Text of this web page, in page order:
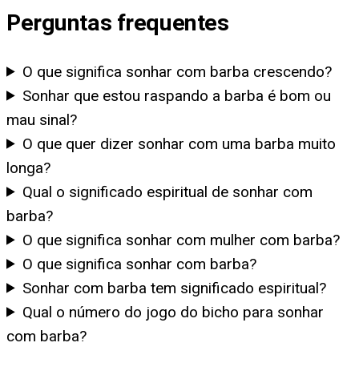
Perguntas frequentes
O que significa sonhar com barba crescendo?
Sonhar que estou raspando a barba é bom ou
mau sinal?
O que quer dizer sonhar com uma barba muito
longa?
Qual o significado espiritual de sonhar com
barba?
O que significa sonhar com mulher com barba?
O que significa sonhar com barba?
Sonhar com barba tem significado espiritual?
Qual o número do jogo do bicho para sonhar
com barba?